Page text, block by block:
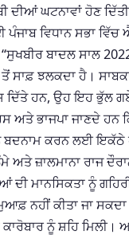
ਘਟਨਾਵਾਂ ਹੋਣ
ਵਿਧਾਨ ਸਭਾ
ਬਾਦਲ ਸਾਲ
ਝਲਕਦਾ ਹੈ।
ਦਿੱਤੇ ਹਨ, ਉਹ ਇਹ ਭੁੱਲ
ਅਤੇ ਭਾਜਪਾ ਜਾਣਦੇ
ਬਦਨਾਮ ਕਰਨ ਲਈ
ਜ਼ਾਲਮਾਨਾ ਰਾਜ
ਦੀ ਮਾਨਸਿਕਤਾ ਨੂੰ
ਨਹੀਂ ਕੀਤਾ ਜਾ
ਨੂੰ ਸ਼ਹਿ